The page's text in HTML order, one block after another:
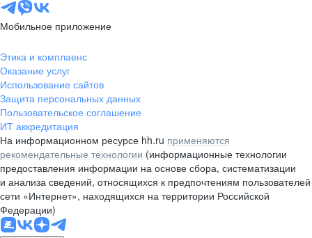
Мобильное приложение
Этика и комплаенс
Оказание услуг
Использование сайтов
Защита персональных данных
Пользовательское соглашение
ИТ аккредитация
На информационном ресурсе hh.ru применяются
рекомендательные технологии (информационные технологии
предоставления информации на основе сбора, систематизации
и анализа сведений, относящихся к предпочтениям пользователей
сети «Интернет», находящихся на территории Российской
Федерации)